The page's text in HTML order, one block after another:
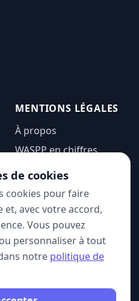
MENTIONS LÉGALES
À propos
WASPP en chiffres
Mentions légales
Politique de
confidentialité
CGU
de cookies
cookies pour faire
avec votre accord,
Vous pouvez
personnaliser à tout
notre politique de